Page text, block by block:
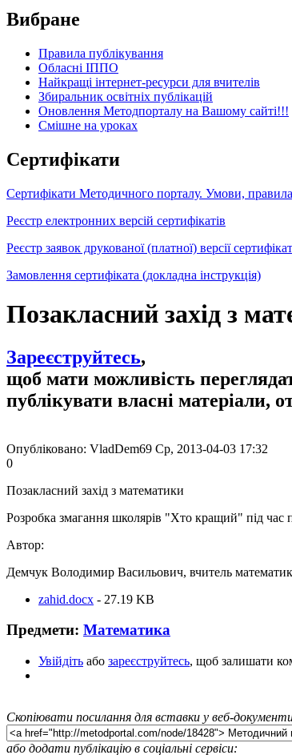
Вибране
Правила публікування
Обласні ІППО
Найкращі інтернет-ресурси для вчителів
Збиральник освітніх публікацій
Оновлення Методпорталу на Вашому сайті!!!
Cмішне на уроках
Сертифікати
Сертифікати Методичного порталу. Умови,
Реєстр електронних версій сертифікатів
Реєстр заявок друкованої (платної) версії
Замовлення сертифіката (докладна інструкція)
Позакласний захід з
Зареєструйтесь,
щоб мати можливість
публікувати власні матеріали,
Опубліковано: VladDem69 Ср, 2013-04-03 17:32
0
Позакласний захід з математики
Розробка змагання школярів "Хто кращий" під
Автор:
Демчук Володимир Васильович, вчитель
zahid.docx - 27.19 KB
Предмети: Математика
Увійдіть або зареєструйтесь, щоб залишати
Скопіювати посилання для вставки у веб-
або додати публікацію в соціальні сервіси: